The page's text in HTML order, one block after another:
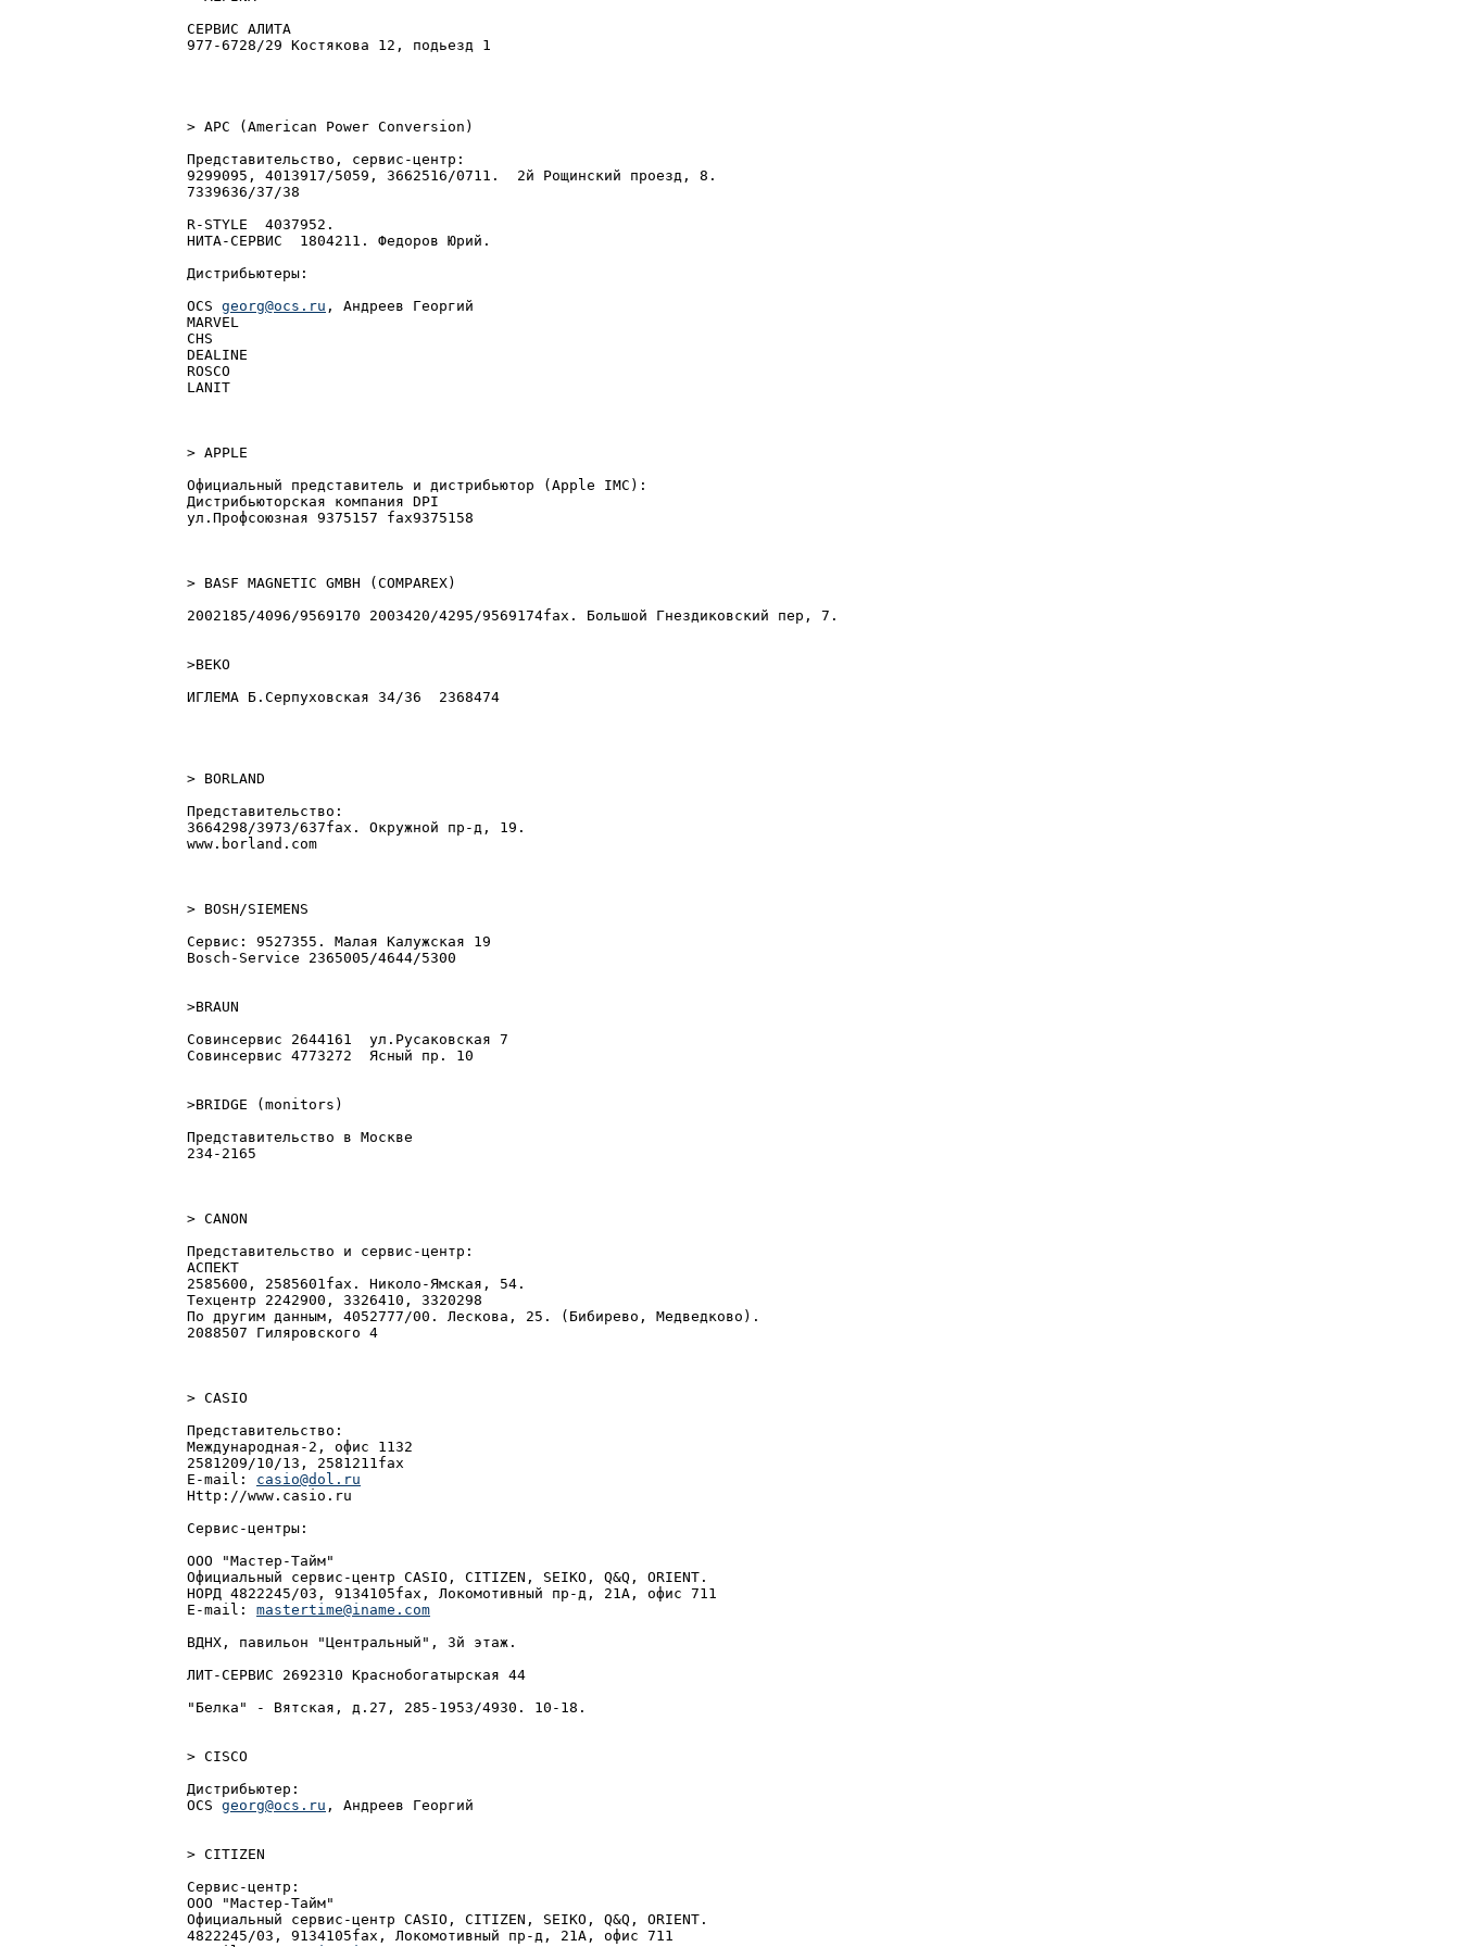
СЕРВИС АЛИТА
977-6728/29 Костякова 12, подьезд 1
> APC (American Power Conversion)
Представительство, сервис-центр:
9299095, 4013917/5059, 3662516/0711.  2й Рощинский пpоезд, 8.
7339636/37/38
R-STYLE  4037952.
НИТА-СЕРВИС  1804211. Федоров Юрий.
Дистрибьютеры:
OCS georg@ocs.ru , Андреев Георгий
MARVEL
CHS
DEALINE
ROSCO
LANIT
> APPLE
Официальный представитель и дистрибьютор (Apple IMC):
Дистрибьюторская компания DPI
ул.Профсоюзная 9375157 fax9375158
> BASF MAGNETIC GMBH (COMPAREX)
2002185/4096/9569170 2003420/4295/9569174fax. Большой Гнездиковский пер, 7.
>BEKO
ИГЛЕМА Б.Сеpпуховская 34/36  2368474
> BORLAND
Представительство:
3664298/3973/637fax. Окружной пр-д, 19.
www.borland.com
> BOSH/SIEMENS
Сервис: 9527355. Малая Калужская 19
Bosch-Service 2365005/4644/5300
>BRAUN
Совинсеpвис 2644161  ул.Русаковская 7
Совинсеpвис 4773272  Ясный пp. 10
>BRIDGE (monitors)
Представительство в Москве
234-2165
> CANON
Представительство и сеpвис-центp:
АСПЕКТ
2585600, 2585601fax. Николо-Ямская, 54.
Техцентр 2242900, 3326410, 3320298
По другим данным, 4052777/00. Лескова, 25. (Бибирево, Медведково).
2088507 Гиляpовского 4
> CASIO
Представительство:
Международная-2, офис 1132
2581209/10/13, 2581211fax
E-mail: casio@dol.ru
Http://www.casio.ru
Сеpвис-центры:
ООО "Мастер-Тайм"
Официальный сервис-центр CASIO, CITIZEN, SEIKO, Q&Q, ORIENT.
НОРД 4822245/03, 9134105fax, Локомотивный пp-д, 21А, офис 711
E-mail: mastertime@iname.com
ВДНХ, пaвильон "Центpaльный", 3й этaж.
ЛИТ-СЕРВИС 2692310 Кpаснобогатыpская 44
"Белка" - Вятская, д.27, 285-1953/4930. 10-18.
> CISCO
Дистрибьютер:
OCS georg@ocs.ru , Андреев Георгий
> CITIZEN
Сервис-центр:
ООО "Мастер-Тайм"
Официальный сервис-центр CASIO, CITIZEN, SEIKO, Q&Q, ORIENT.
4822245/03, 9134105fax, Локомотивный пp-д, 21А, офис 711